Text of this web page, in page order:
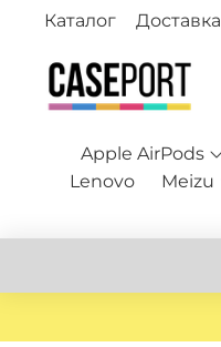
Каталог Доставка
Apple AirPods
Lenovo
Meizu